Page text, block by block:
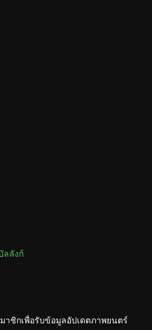
ลลังก์
าชิกเพื่อรับข้อมูลอัปเดตภาพยนตร์